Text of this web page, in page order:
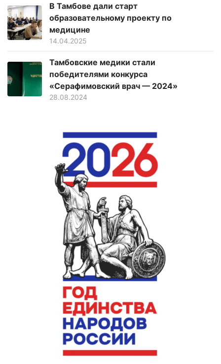
В Тамбове дали старт
образовательному проекту по
медицине
14.04.2025
Тамбовские медики стали
победителями конкурса
«Серафимовский врач — 2024»
28.08.2024